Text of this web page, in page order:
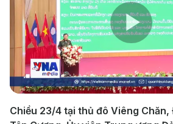
Chiều 23/4 tại thủ đô Viêng